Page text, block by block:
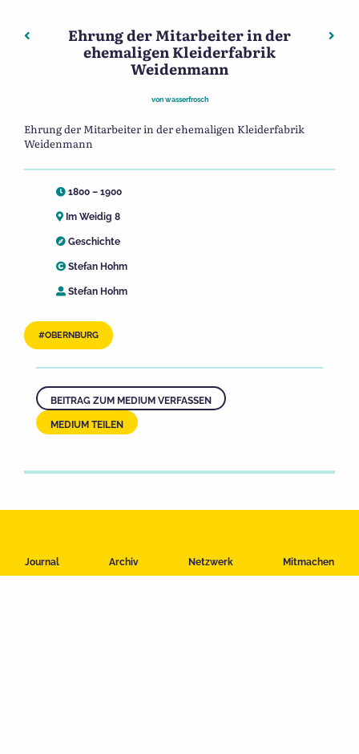
Journal Archiv Netzwerk Mitmachen
Beitragsnavigation
Vorheriger: Richtfest der Kleiderfabrik Weidenmann in
Ehrung der Mitarbeiter in der
ehemaligen Kleiderfabrik
Weidenmann
von wasserfrosch
Ehrung der Mitarbeiter in der ehemaligen Kleiderfabrik
Weidenmann
1800 – 1900
Im Weidig 8
Geschichte
Stefan Hohm
Stefan Hohm
OBERNBURG
BEITRAG ZUM MEDIUM VERFASSEN
MEDIUM TEILEN
Impressum
Datenschutzerklärung